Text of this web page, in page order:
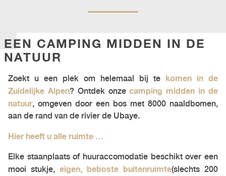
EEN CAMPING MIDDEN IN DE
NATUUR
Zoekt u een plek om helemaal bij te komen in de
Zuidelijke Alpen? Ontdek onzecamping midden in de
natuur, omgeven door een bos met 8000 naaldbomen,
aan de rand van de rivier de Ubaye.
Hier heeft u alle ruimte …
Elke staanplaats of huuraccomodatie beschikt over een
mooi stukje, eigen, beboste buitenruimte(slechts 200